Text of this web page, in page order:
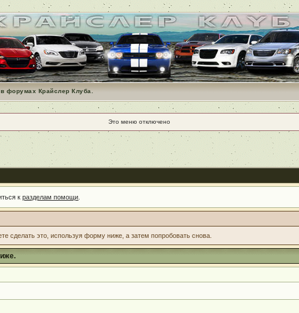
форумах Крайслер Клуба.
Это меню отключено
кразделам помощи
сделать это, используя форму ниже, а затем попробовать снова.